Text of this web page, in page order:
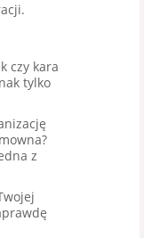
czy kara
tylko
z